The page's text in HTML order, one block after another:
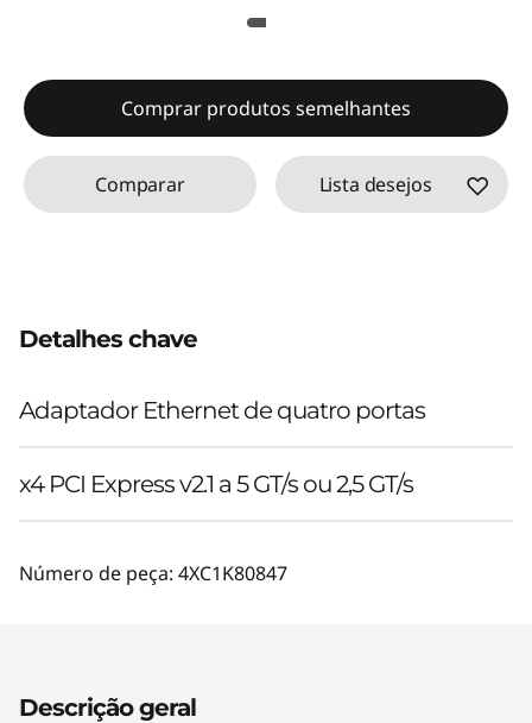
Comprar produtos semelhantes
Comparar Lista desejos
Detalhes chave
Adaptador Ethernet de quatro portas
x4 PCI Express v2.1 a 5 GT/s ou 2,5 GT/s
Número de peça: 4XC1K80847
Descrição geral